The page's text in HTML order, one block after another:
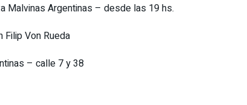
Malvinas Argentinas – desde las 19 hs.
Filip Von Rueda
– calle 7 y 38